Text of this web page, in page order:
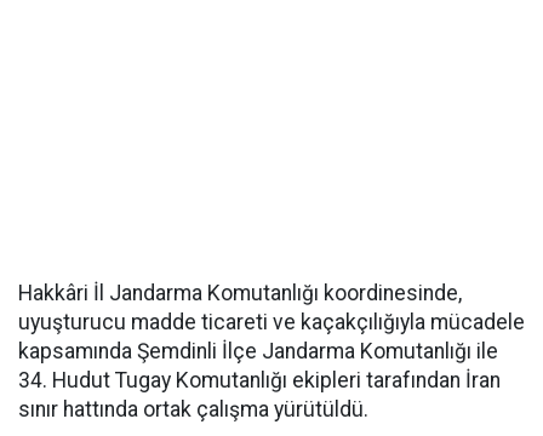
Hakkâri İl Jandarma Komutanlığı koordinesinde,
uyuşturucu madde ticareti ve kaçakçılığıyla mücadele
kapsamında Şemdinli İlçe Jandarma Komutanlığı ile
34. Hudut Tugay Komutanlığı ekipleri tarafından İran
sınır hattında ortak çalışma yürütüldü.